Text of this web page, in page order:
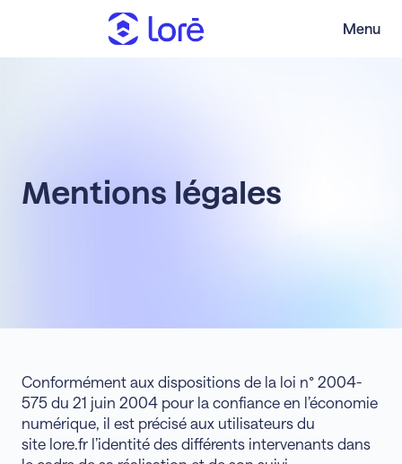
Menu
Mentions légales
Conformément aux dispositions de la loi n° 2004-
575 du 21 juin 2004 pour la confiance en l’économie
numérique, il est précisé aux utilisateurs du
site lore.fr l’identité des différents intervenants dans